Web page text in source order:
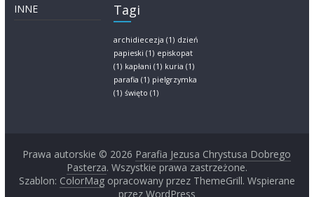
INNE
Tagi
archidiecezja (1) dzień
papieski (1) episkopat
(1) kapłani (1) kuria (1)
parafia (1) pielgrzymka
(1) święto (1)
Prawa autorskie © 2026 Parafia Jezusa Chrystusa Dobrego
Pasterza. Wszystkie prawa zastrzeżone.
Szablon: ColorMagopracowany przez ThemeGrill. Wspierane
przez WordPress